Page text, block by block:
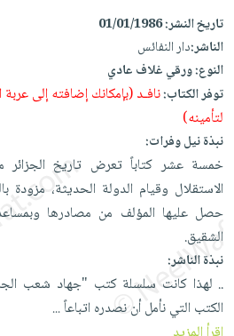
على
Android
تحميل
iKitab
على
Apple
masmu3
على
Apple
جوائز
العناية
الشخصية
العناية
وتصفيف
الشعر
العناية
بالجسم
العناية
بالأسنان
الحمية
والتغذية
المطبخ
والسفرة
جديد
الكل
أواني
الطهي
أدوات
الخبز
أدوات
المائدة
الأوعية
والتخزين
أدوات
متجر
الهدايا
أقسام
الأكثر
مبيعاً
العودة
للمدارس
اكسسوارات
شحن
مجاني
بنود
مختارة
اشتراكات
تاريخ النشر:01/01/1986
الناشر:دار النفائس
النوع:ورقي غلاف عادي
توفر الكتاب:نافـد (بإمكانك إضافته إلى
لتأمينه)
نبذة نيل وفرات:
خمسة عشر كتاباً تعرض تاريخ الجزائر
الاستقلال وقيام الدولة الحديثة، مزودة
حصل عليها المؤلف من مصادرها
الشقيق.
نبذة الناشر:
.. لهذا كانت سلسلة كتب "جهاد شعب
الكتب التي نأمل أن نصدره اتباعاً...